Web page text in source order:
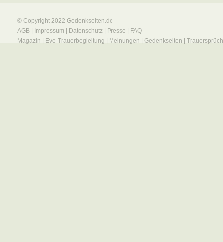
© Copyright 2022 Gedenkseiten.de
AGB
Impressum Datenschutz Presse
FAQ
Magazin
Eve-Trauerbegleitung Meinungen Gedenkseiten